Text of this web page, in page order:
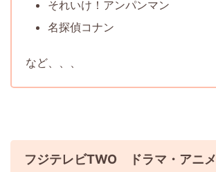
それいけ！アンパンマン
名探偵コナン
など、、、
フジテレビTWO ドラマ・アニメ